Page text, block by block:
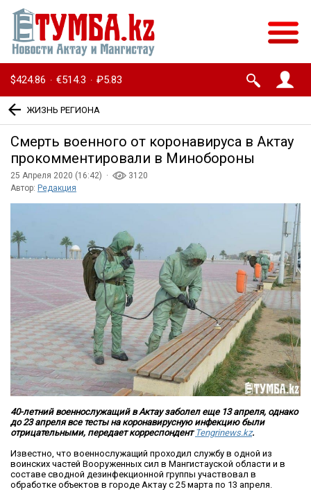
$424.86 · €514.3 · ₽5.83
ЖИЗНЬ РЕГИОНА
Смерть военного от коронавируса в Актау
прокомментировали в Минобороны
25 Апреля 2020 (16:42) ·
3120
Автор: Редакция
40-летний военнослужащий в Актау заболел еще 13 апреля, однако
до 23 апреля все тесты на коронавирусную инфекцию были
отрицательными, передает корреспондентTengrinews.kz.
Известно, что военнослужащий проходил службу в одной из
воинских частей Вооруженных сил в Мангистауской области и в
составе сводной дезинфекционной группы участвовал в
обработке объектов в городе Актау с 25 марта по 13 апреля.